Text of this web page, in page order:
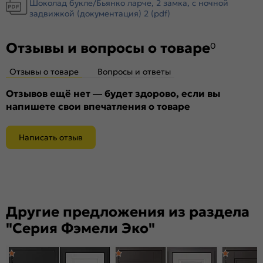
Крепление:
Верхний замок:
Border ЗВ 8-6/14
Класс замка:
Класс шумоизоляции:
3 класс ( 20-25 дБ)
Цилиндр:
цилиндровый механизм 45х35(В) ЦАМ
Накладка цилиндровая
наружная:
Накладка цилиндровая
внутренняя:
Ручка:
Ночная задвижка:
есть
Шоколад букле/Бьянко ларче, 2 замка, с ночной
задвижкой (документация) 2 (pdf)
Отзывы и вопросы о товаре0
Отзывы о товаре Вопросы и ответы
Отзывов ещё нет — будет здорово, если вы
напишете свои впечатления о товаре
Написать отзыв
Другие предложения из раздела
"Серия Фэмели Эко"